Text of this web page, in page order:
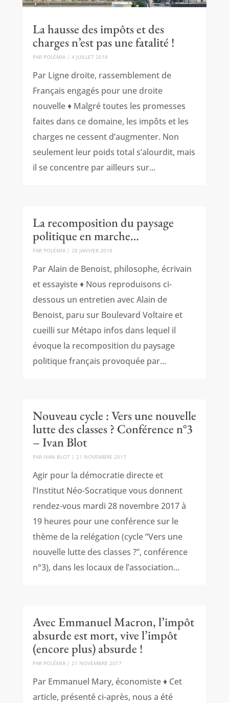
La hausse des impôts et des
charges n’est pas une fatalité !
PAR POLÉMIA| 4 JUILLET 2018
Par Ligne droite, rassemblement de
Français engagés pour une droite
nouvelle ♦ Malgré toutes les promesses
faites dans ce domaine, les impôts et les
charges ne cessent d’augmenter. Non
seulement leur poids total s’alourdit, mais
il se concentre par ailleurs sur...
La recomposition du paysage
politique en marche…
PAR POLÉMIA| 28 JANVIER 2018
Par Alain de Benoist, philosophe, écrivain
et essayiste ♦ Nous reproduisons ci-
dessous un entretien avec Alain de
Benoist, paru sur Boulevard Voltaire et
cueilli sur Métapo infos dans lequel il
évoque la recomposition du paysage
politique français provoquée par...
Nouveau cycle : Vers une nouvelle
lutte des classes ? Conférence n°3
– Ivan Blot
PAR IVAN BLOT| 21 NOVEMBRE 2017
Agir pour la démocratie directe et
l’Institut Néo-Socratique vous donnent
rendez-vous mardi 28 novembre 2017 à
19 heures pour une conférence sur le
thème de la relégation (cycle “Vers une
nouvelle lutte des classes ?”, conférence
n°3), dans les locaux de l’association...
Avec Emmanuel Macron, l’impôt
absurde est mort, vive l’impôt
(encore plus) absurde !
PAR POLÉMIA| 21 NOVEMBRE 2017
Par Emmanuel Mary, économiste ♦ Cet
article, présenté ci-après, nous a été